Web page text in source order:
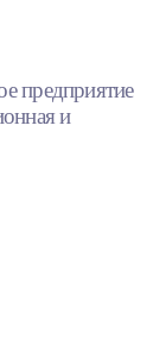
предприятие
и